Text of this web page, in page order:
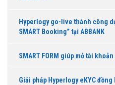
Hyperlogy go-live thành công
SMART Booking” tại ABBANK
SMART FORM giúp mở tài
Giải pháp Hyperlogy eKYC